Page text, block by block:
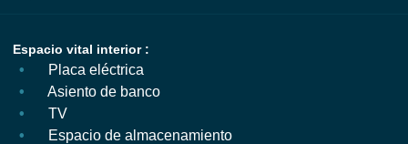
Espacio vital interior :
Placa eléctrica
Asiento de banco
TV
Espacio de almacenamiento